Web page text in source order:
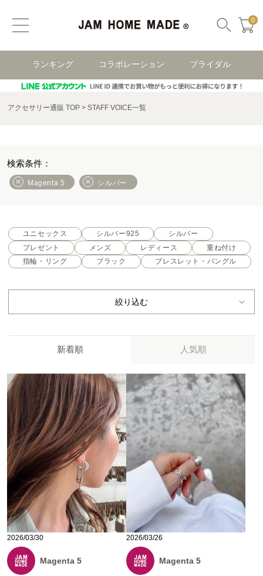
0
ランキング コラボレーション ブライダル
アクセサリー通販 TOP STAFF VOICE一覧
Magenta 5 シルバー
ユニセックス シルバー925
シルバー
プレゼント
メンズ レディース
重ね付け
指輪・リング
ブラック ブレスレット・バングル
絞り込む
新着順 人気順
2026/03/30
Magenta 5
2026/03/26
Magenta 5